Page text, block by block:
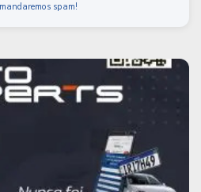
spam!